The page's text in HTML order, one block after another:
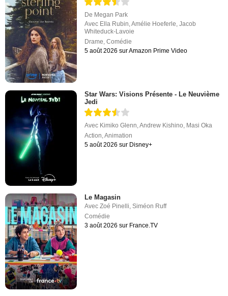
De Megan Park
Avec Ella Rubin ,Amélie Hoeferle ,Jacob
Whiteduck-Lavoie
Drame ,Comédie
5 août 2026 sur Amazon Prime Video
Star Wars: Visions Présente - Le Neuvième
Jedi
Avec Kimiko Glenn,Andrew Kishino, Masi Oka
Action,Animation
5 août 2026 sur Disney+
Le Magasin
AvecZoé Pinelli,Siméon Ruff
Comédie
3 août 2026 sur France.TV